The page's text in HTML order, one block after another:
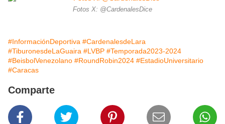
Fotos X: @CardenalesDice
#InformaciónDeportiva #CardenalesdeLara
#TiburonesdeLaGuaira #LVBP #Temporada2023-2024
#BeisbolVenezolano #RoundRobin2024 #EstadioUniversitario
#Caracas
Comparte